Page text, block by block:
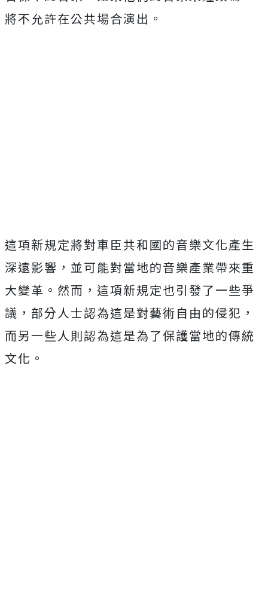
將不允許在公共場合演出。
這項新規定將對車臣共和國的音樂文化產生
深遠影響，並可能對當地的音樂產業帶來重
大變革。然而，這項新規定也引發了一些爭
議，部分人士認為這是對藝術自由的侵犯，
而另一些人則認為這是為了保護當地的傳統
文化。